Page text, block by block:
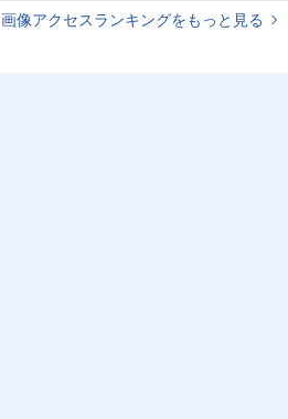
画像アクセスランキングをもっと見る